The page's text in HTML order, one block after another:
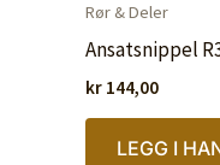
Rør & Deler
Ansatsnippel
kr 144,00
LEGG I